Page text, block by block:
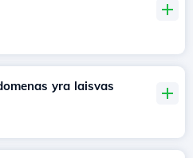
yra laisvas